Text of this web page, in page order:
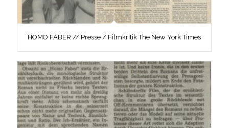
HOMO FABER // Presse / Filmkritik The New York Times